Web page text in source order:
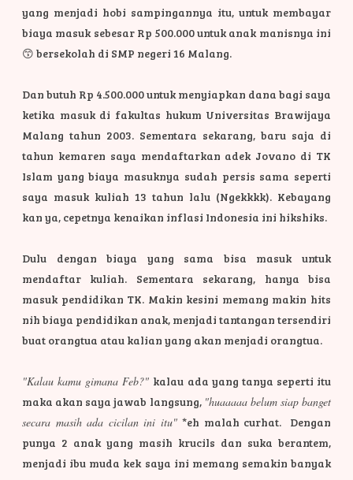
yang menjadi hobi sampingannya itu, untuk membayar
biaya masuk sebesar Rp 500.000 untuk anak manisnya ini
😙 bersekolah di SMP negeri 16 Malang.
Dan butuh Rp 4.500.000 untuk menyiapkan dana bagi saya
ketika masuk di fakultas hukum Universitas Brawijaya
Malang tahun 2003. Sementara sekarang, baru saja di
tahun kemaren saya mendaftarkan adek Jovano di TK
Islam yang biaya masuknya sudah persis sama seperti
saya masuk kuliah 13 tahun lalu (Ngekkkk). Kebayang
kan ya, cepetnya kenaikan inflasi Indonesia ini hikshiks.
Dulu dengan biaya yang sama bisa masuk untuk
mendaftar kuliah. Sementara sekarang, hanya bisa
masuk pendidikan TK. Makin kesini memang makin hits
nih biaya pendidikan anak, menjadi tantangan tersendiri
buat orangtua atau kalian yang akan menjadi orangtua.
"Kalau kamu gimana Feb?" kalau ada yang tanya seperti itu
maka akan saya jawab langsung, "huaaaaa belum siap banget
secara masih ada cicilan ini itu" *eh malah curhat. Dengan
punya 2 anak yang masih krucils dan suka berantem,
menjadi ibu muda kek saya ini memang semakin banyak